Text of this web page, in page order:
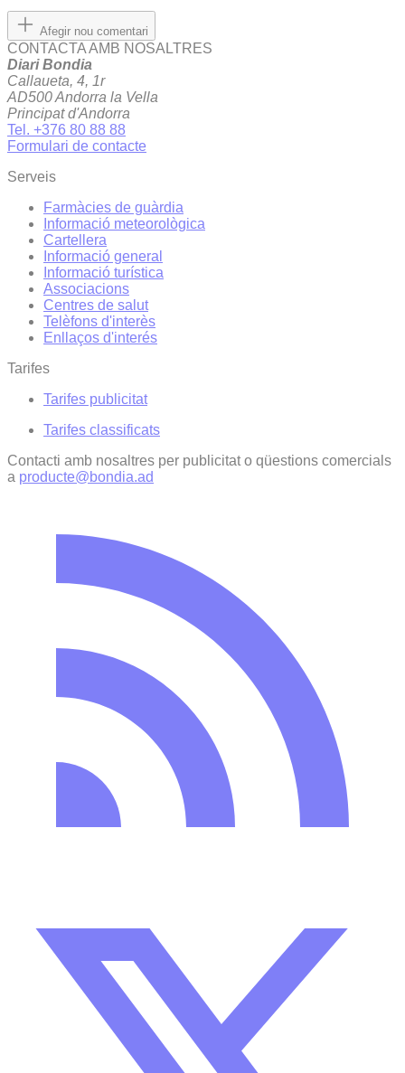
Afegir nou comentari
CONTACTA AMB NOSALTRES
Diari Bondia
Callaueta, 4, 1r
AD500 Andorra la Vella
Principat d'Andorra
Tel. +376 80 88 88
Formulari de contacte
Serveis
Farmàcies de guàrdia
Informació meteorològica
Cartellera
Informació general
Informació turística
Associacions
Centres de salut
Telèfons d'interès
Enllaços d'interés
Tarifes
Tarifes publicitat
Tarifes classificats
Contacti amb nosaltres per publicitat o qüestions comercials
a producte@bondia.ad